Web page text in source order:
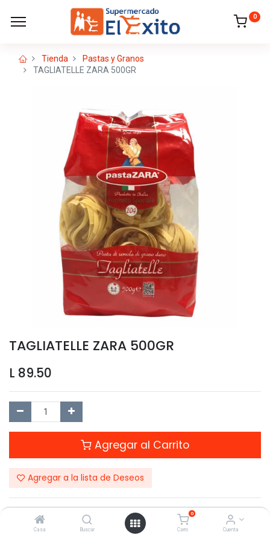
Casa Buscar
0
Carro Cuenta
0
Tienda
Pastas y Granos
TAGLIATELLE ZARA 500GR
TAGLIATELLE ZARA 500GR
L 89.50
Agregar al Carrito
Agregar a la lista de Deseos
Compartir este Producto: